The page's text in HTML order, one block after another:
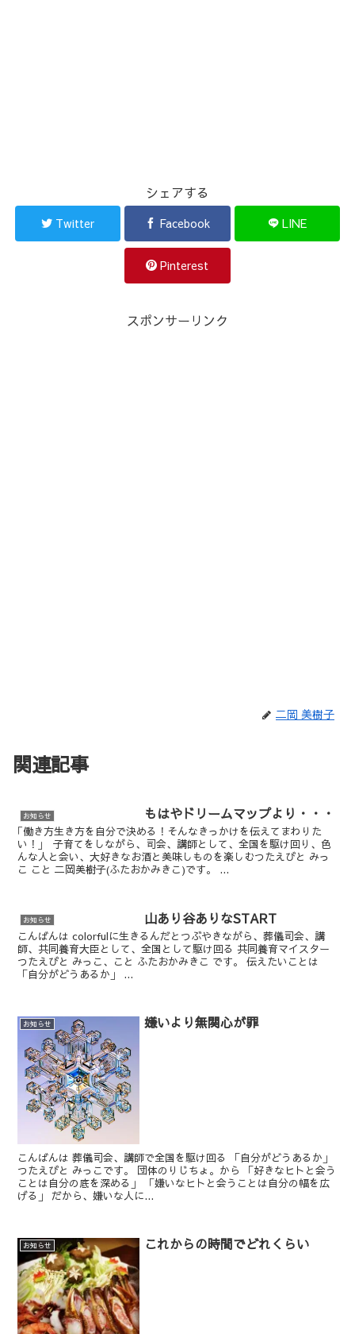
シェアする
Twitter Facebook LINE
Pinterest
スポンサーリンク
二岡 美樹子
関連記事
お知らせ もはやドリームマップより・・・
｢働き方生き方を自分で決める！そんなきっかけを伝えてまわりた
い！｣ 子育てをしながら、司会、講師として、全国を駆け回り、色
んな人と会い、大好きなお酒と美味しものを楽しむつたえびと みっ
こ こと 二岡美樹子(ふたおかみきこ)です。 ...
お知らせ 山あり谷ありなSTART
こんばんは colorfulに生きるんだとつぶやきながら、葬儀司会、講
師、共同養育大臣として、全国として駆け回る 共同養育マイスター
つたえびと みっこ、こと ふたおかみきこ です。 伝えたいことは
「自分がどうあるか」 ...
お知らせ 嫌いより無関心が罪
こんばんは 葬儀司会、講師で全国を駆け回る 「自分がどうあるか」
つたえびと みっこです。 団体のりじちょ。から 「好きなヒトと会う
ことは自分の底を深める」 「嫌いなヒトと会うことは自分の幅を広
げる」 だから、嫌いな人に...
お知らせ これからの時間でどれくらい